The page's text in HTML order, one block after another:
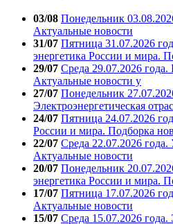
03/08 Понедельник
Актуальные новости
31/07 Пятница 31.07.2026
энергетика России и мира.
29/07 Среда 29.07.2026 года.
Актуальные новости у
27/07 Понедельник
Электроэнергетическая
24/07 Пятница 24.07.2026
России и мира. Подборка
22/07 Среда 22.07.2026 года.
Актуальные новости
20/07 Понедельник
энергетика России и мира.
17/07 Пятница 17.07.2026
Актуальные новости
15/07 Среда 15.07.2026 года.